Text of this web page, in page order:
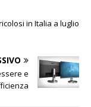
in Italia a luglio
e